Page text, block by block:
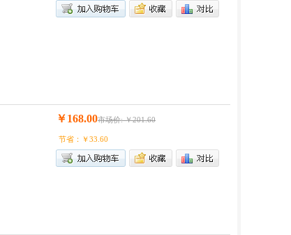
￥168.00市场价: ￥201.60
节省：￥33.60